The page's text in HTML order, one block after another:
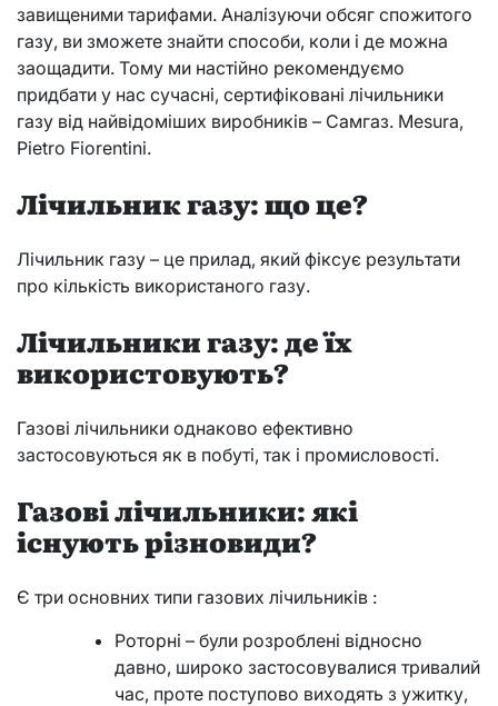
завищеними тарифами. Аналізуючи обсяг спожитого
газу, ви зможете знайти способи, коли і де можна
заощадити. Тому ми настійно рекомендуємо
придбати у нас сучасні, сертифіковані лічильники
газу від найвідоміших виробників – Самгаз. Mesura,
Pietro Fiorentini.
Лічильник газу: що це?
Лічильник газу – це прилад, який фіксує результати
про кількість використаного газу.
Лічильники газу: де їх
використовують?
Газові лічильники однаково ефективно
застосовуються як в побуті, так і промисловості.
Газові лічильники: які
існують різновиди?
Є три основних типи газових лічильників :
Роторні – були розроблені відносно
давно, широко застосовувалися тривалий
час, проте поступово виходять з ужитку,